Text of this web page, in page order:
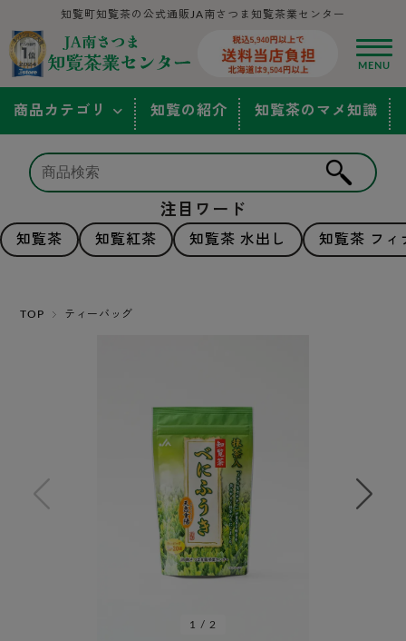
知覧町知覧茶の公式通販JA南さつま知覧茶業センター
商品カテゴリ 知覧の紹介 知覧茶のマメ知識
注目ワード
知覧茶 知覧紅茶 知覧茶 水出し 知覧茶 フィ
TOP ティーバッグ
1 / 2